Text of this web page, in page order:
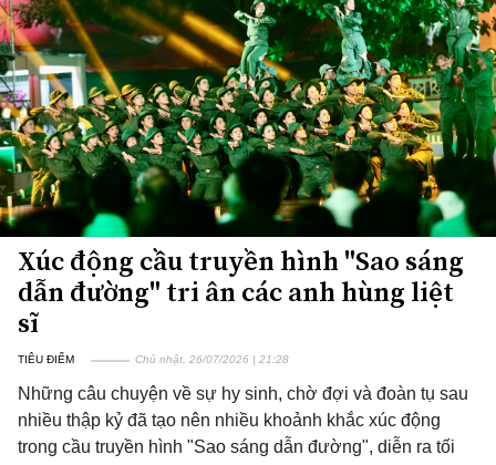
Xúc động cầu truyền hình "Sao sáng
dẫn đường" tri ân các anh hùng liệt
sĩ
TIÊU ĐIỂM Chủ nhật, 26/07/2026 | 21:28
Những câu chuyện về sự hy sinh, chờ đợi và đoàn tụ sau
nhiều thập kỷ đã tạo nên nhiều khoảnh khắc xúc động
trong cầu truyền hình "Sao sáng dẫn đường", diễn ra tối